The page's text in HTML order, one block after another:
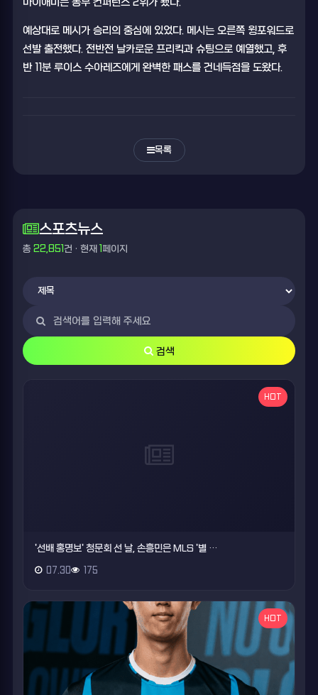
예상대로 메시가 승리의 중심에 있었다. 메시는 오른쪽 윙포워드로
선발 출전했다. 전반전 날카로운 프리킥과 슈팅으로 예열했고, 후
반 11분 루이스 수아레즈에게 완벽한 패스를 건네득점을 도왔다.
목록
스포츠뉴스
총 22,851건 · 현재 1 페이지
검색
HOT
'선배 홍명보' 청문회 선 날, 손흥민은 MLS '별 …
07.30 175
HOT